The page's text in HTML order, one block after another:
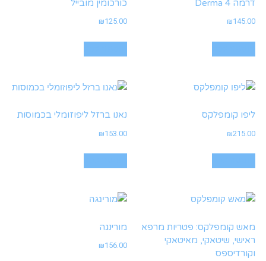
דרמה 4 Derma
₪145.00
כורכומין מובייל
₪125.00
ליפו קומפלקס
₪215.00
נאנו ברזל ליפוזומלי בכמוסות
₪153.00
מאש קומפלקס: פטריות מרפא
ראישי, שיטאקי, מאיטאקי
וקורדיספס
מורינגה
₪156.00